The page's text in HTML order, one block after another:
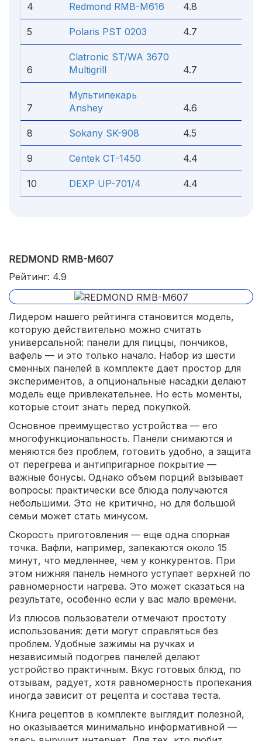
4 Redmond RMB-M616 4.8
5 Polaris PST 0203 4.7
6
Clatronic ST/WA 3670
Multigrill
4.7
7
Мультипекарь
Anshey
4.6
8 Sokany SK-908 4.5
9 Centek CT-1450 4.4
10 DEXP UP-701/4 4.4
REDMOND RMB-M607
Рейтинг: 4.9
Лидером нашего рейтинга становится модель,
которую действительно можно считать
универсальной: панели для пиццы, пончиков,
вафель — и это только начало. Набор из шести
сменных панелей в комплекте дает простор для
экспериментов, а опциональные насадки делают
модель еще привлекательнее. Но есть моменты,
которые стоит знать перед покупкой.
Основное преимущество устройства — его
многофункциональность. Панели снимаются и
меняются без проблем, готовить удобно, а защита
от перегрева и антипригарное покрытие —
важные бонусы. Однако объем порций вызывает
вопросы: практически все блюда получаются
небольшими. Это не критично, но для большой
семьи может стать минусом.
Скорость приготовления — еще одна спорная
точка. Вафли, например, запекаются около 15
минут, что медленнее, чем у конкурентов. При
этом нижняя панель немного уступает верхней по
равномерности нагрева. Это может сказаться на
результате, особенно если у вас мало времени.
Из плюсов пользователи отмечают простоту
использования: дети могут справляться без
проблем. Удобные зажимы на ручках и
независимый подогрев панелей делают
устройство практичным. Вкус готовых блюд, по
отзывам, радует, хотя равномерность пропекания
иногда зависит от рецепта и состава теста.
Книга рецептов в комплекте выглядит полезной,
но оказывается минимально информативной —